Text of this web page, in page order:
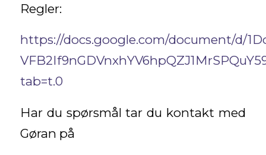
Regler:
https://docs.google.com/document/d/
tab=t.0
Har du spørsmål tar du kontakt med
Gøran på